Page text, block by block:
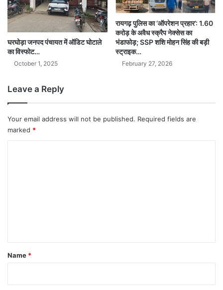
घरघोड़ा जनपद पंचायत में ऑडिट घोटाले
का विस्फोट…
October 1, 2025
रायगढ़ पुलिस का ‘ऑपरेशन प्रहार’: 1.60
करोड़ के अवैध स्क्रैप नेक्सेस का
भंडाफोड़; SSP शशि मोहन सिंह की बड़ी
स्ट्राइक…
February 27, 2026
Leave a Reply
Your email address will not be published. Required fields are
marked *
*
Name *